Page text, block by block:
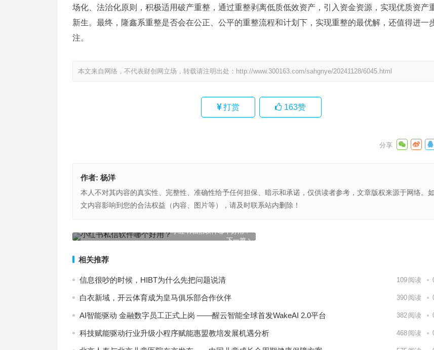
场化、法治化原则，积极适用破产重整，通过重整剥离低质低效资产，引入资金资源，实现优质资产
新生。最终，隆鑫系重整是否会在公正、公平的重整流程和计划下，实现重整的最优解，还值得进一
注。
本文来自网络，不代表财创网立场，转载请注明出处： http://www.300163.com/sahgnye/20241128/6045.html
打赏 163赞
作者: 杨洋
本人不对其内容的真实性、完整性、准确性给予任何担保、暗示和承诺，仅供读者参考，文章版权来源于网络。
文内容影响到您的合法权益（内容、图片等），请及时联系站内删除！
上一篇 下一篇
小红书私信软件哪个好用？
相关推荐
信息很吵的时候，HIBT为什么先把问题说清 109 阅读
白衣新域，开云体育成为皇马俱乐部合作伙伴 390 阅读
AI智能驱动 金融数字员工正式上岗 ——醒云智能全球首发WakeAI 2.0平台 382 阅读
科技赋能驱动行业升级小程序赋能惠盟教培发展机遇分析 468 阅读